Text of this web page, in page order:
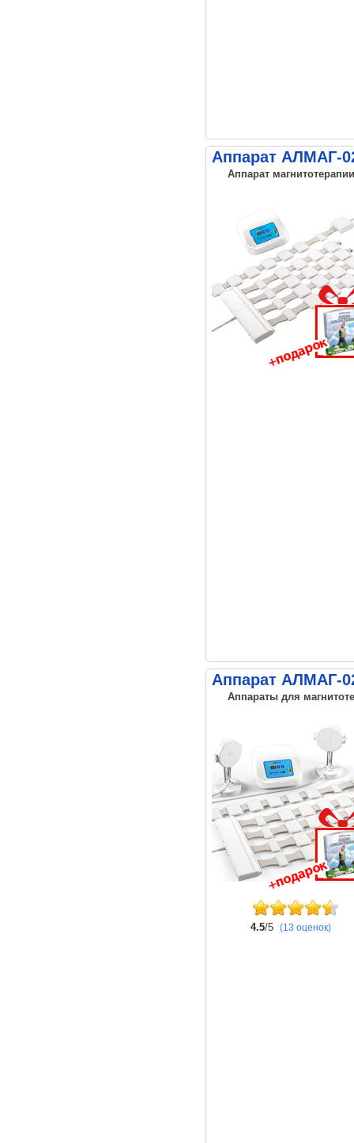
Аппарат АЛМАГ-
Аппарат
Аппарат АЛМАГ-
Аппараты для
4.5/5 (13 оценок)